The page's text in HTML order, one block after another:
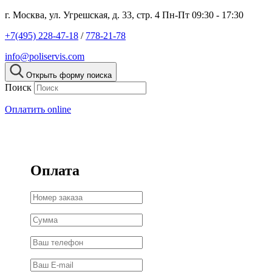
г. Москва, ул. Угрешская, д. 33, стр. 4 Пн-Пт 09:30 - 17:30
+7(495) 228-47-18 / 778-21-78
info@poliservis.com
Открыть форму поиска
Поиск
Оплатить online
Оплата